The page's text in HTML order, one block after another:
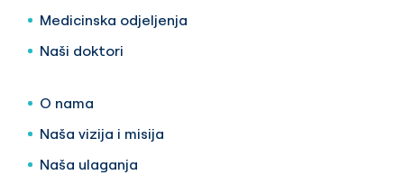
Medicinska odjeljenja
Naši doktori
O nama
Naša vizija i misija
Naša ulaganja